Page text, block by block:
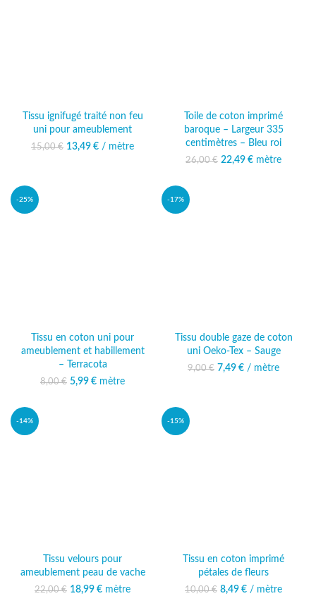
Tissu ignifugé traité non feu
uni pour ameublement
15,00€
Le prix initial était :
13,49 €
Le prix
/ mètre
Toile de coton imprimé
baroque – Largeur 335
centimètres – Bleu roi
26,00€ Le prix initial était :
22,49 €
Le prix
mètre
-25%
Tissu en coton uni pour
ameublement et habillement
– Terracota
8,00€ Le prix initial était :
5,99 € Le prix actuel
mètre
-17%
Tissu double gaze de coton
uni Oeko-Tex – Sauge
9,00€
Le prix initial était :
7,49 € Le prix actuel
/ mètre
-14%
Tissu velours pour
ameublement peau de vache
22,00€ Le prix initial était :
18,99 €
Le prix
mètre
-15%
Tissu en coton imprimé
pétales de fleurs
10,00€ Le prix initial était :
8,49 € Le prix actuel
/ mètre